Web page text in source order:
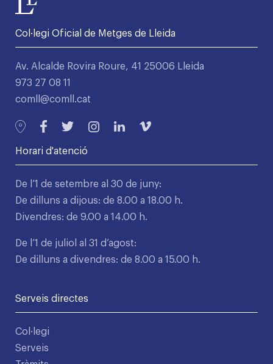
Col·legi Oficial de Metges de Lleida
Av. Alcalde Rovira Roure, 41 25006 Lleida
973 27 08 11
comll@comll.cat
Horari d'atenció
De l’1 de setembre al 30 de juny:
De dilluns a dijous: de 8.00 a 18.00 h.
Divendres: de 9.00 a 14.00 h.
De l’1 de juliol al 31 d’agost:
De dilluns a divendres: de 8.00 a 15.00 h.
Serveis directes
Col·legi
Serveis